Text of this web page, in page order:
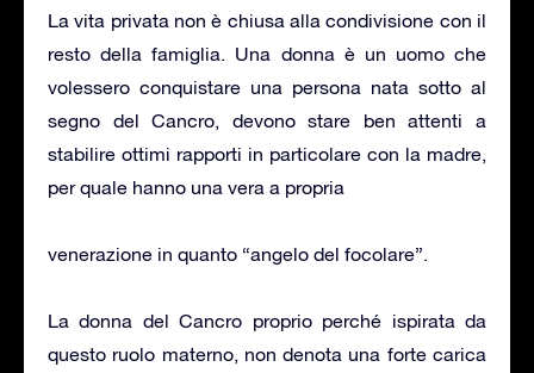
La vita privata non è chiusa alla condivisione con il
resto della famiglia. Una donna è un uomo che
volessero conquistare una persona nata sotto al
segno del Cancro, devono stare ben attenti a
stabilire ottimi rapporti in particolare con la madre,
per quale hanno una vera a propria
venerazione in quanto “angelo del focolare”.
La donna del Cancro proprio perché ispirata da
questo ruolo materno, non denota una forte carica